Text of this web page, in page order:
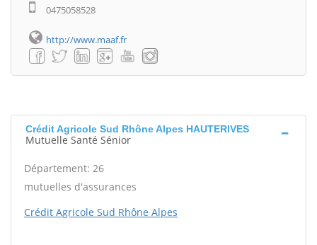
0475058528
http://www.maaf.fr
Crédit Agricole Sud Rhône Alpes HAUTERIVES
Mutuelle Santé Sénior
Département: 26
mutuelles d'assurances
Crédit Agricole Sud Rhône Alpes